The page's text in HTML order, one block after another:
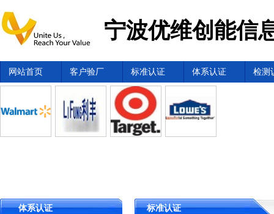
宁波优维创能信
网站首页 客户验厂 标准认证 体系认证 检测
体系认证 标准认证